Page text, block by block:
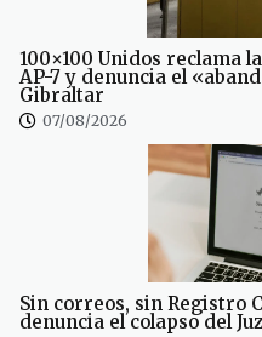
100×100 Unidos reclama
AP-7 y denuncia el
Gibraltar
07/08/2026
Sin correos, sin Registro
denuncia el colapso del